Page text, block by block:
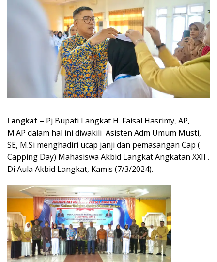
Langkat – Pj Bupati Langkat H. Faisal Hasrimy, AP,
M.AP dalam hal ini diwakili Asisten Adm Umum Musti,
SE, M.Si menghadiri ucap janji dan pemasangan Cap (
Capping Day) Mahasiswa Akbid Langkat Angkatan XXII .
Di Aula Akbid Langkat, Kamis (7/3/2024).